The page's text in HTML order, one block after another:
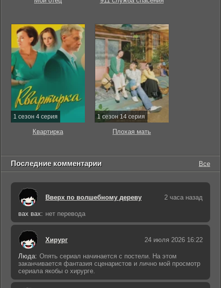
1 сезон 4 серия
Квартирка
1 сезон 14 серия
Плохая мать
Последние комментарии Все
Вверх по волшебному дереву 2 часа назад
вах вах: нет перевода
Хирург 24 июля 2026 16:22
Люда: Опять сериал начинается с постели. На этом
заканчивается фантазия сценаристов и лично мой просмотр
сериала якобы о хирурге.